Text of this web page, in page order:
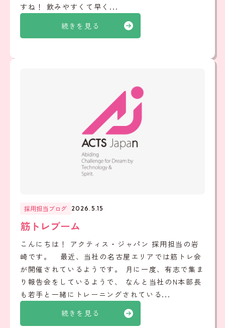
続きを見る
すね！ 飲みやすくて早く...
続きを見る
採用担当ブログ 2026.5.15
筋トレブーム
こんにちは！ アクティス・ジャパン 採用担当の岩
崎です。 最近、当社の名古屋エリアでは筋トレ会
が開催されているようです。 月に一度、有志で集ま
り報告会をしているようで、 なんと当社のN本部長
も若手と一緒にトレーニングされている...